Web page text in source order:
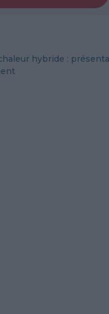
hybride :